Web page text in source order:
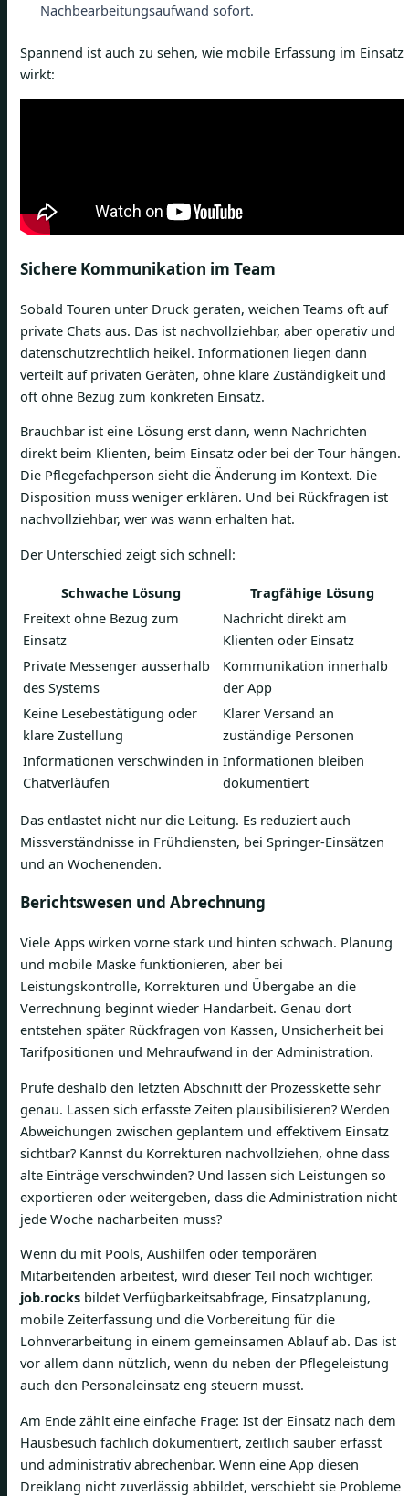
Nachbearbeitungsaufwand sofort.
Spannend ist auch zu sehen, wie mobile Erfassung im Einsatz
wirkt:
Sichere Kommunikation im Team
Sobald Touren unter Druck geraten, weichen Teams oft auf
private Chats aus. Das ist nachvollziehbar, aber operativ und
datenschutzrechtlich heikel. Informationen liegen dann
verteilt auf privaten Geräten, ohne klare Zuständigkeit und
oft ohne Bezug zum konkreten Einsatz.
Brauchbar ist eine Lösung erst dann, wenn Nachrichten
direkt beim Klienten, beim Einsatz oder bei der Tour hängen.
Die Pflegefachperson sieht die Änderung im Kontext. Die
Disposition muss weniger erklären. Und bei Rückfragen ist
nachvollziehbar, wer was wann erhalten hat.
Der Unterschied zeigt sich schnell:
Schwache Lösung
Tragfähige Lösung
Freitext ohne Bezug zum
Einsatz
Nachricht direkt am
Klienten oder Einsatz
Private Messenger ausserhalb
des Systems
Kommunikation innerhalb
der App
Keine Lesebestätigung oder
klare Zustellung
Klarer Versand an
zuständige Personen
Informationen verschwinden in
Chatverläufen
Informationen bleiben
dokumentiert
Das entlastet nicht nur die Leitung. Es reduziert auch
Missverständnisse in Frühdiensten, bei Springer-Einsätzen
und an Wochenenden.
Berichtswesen und Abrechnung
Viele Apps wirken vorne stark und hinten schwach. Planung
und mobile Maske funktionieren, aber bei
Leistungskontrolle, Korrekturen und Übergabe an die
Verrechnung beginnt wieder Handarbeit. Genau dort
entstehen später Rückfragen von Kassen, Unsicherheit bei
Tarifpositionen und Mehraufwand in der Administration.
Prüfe deshalb den letzten Abschnitt der Prozesskette sehr
genau. Lassen sich erfasste Zeiten plausibilisieren? Werden
Abweichungen zwischen geplantem und effektivem Einsatz
sichtbar? Kannst du Korrekturen nachvollziehen, ohne dass
alte Einträge verschwinden? Und lassen sich Leistungen so
exportieren oder weitergeben, dass die Administration nicht
jede Woche nacharbeiten muss?
Wenn du mit Pools, Aushilfen oder temporären
Mitarbeitenden arbeitest, wird dieser Teil noch wichtiger.
job.rocks bildet Verfügbarkeitsabfrage, Einsatzplanung,
mobile Zeiterfassung und die Vorbereitung für die
Lohnverarbeitung in einem gemeinsamen Ablauf ab. Das ist
vor allem dann nützlich, wenn du neben der Pflegeleistung
auch den Personaleinsatz eng steuern musst.
Am Ende zählt eine einfache Frage: Ist der Einsatz nach dem
Hausbesuch fachlich dokumentiert, zeitlich sauber erfasst
und administrativ abrechenbar. Wenn eine App diesen
Dreiklang nicht zuverlässig abbildet, verschiebt sie Probleme